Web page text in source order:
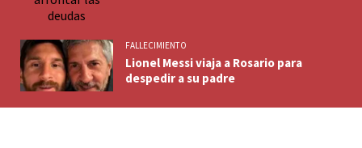
FALLECIMIENTO
Lionel Messi viaja a Rosario para
despedir a su padre